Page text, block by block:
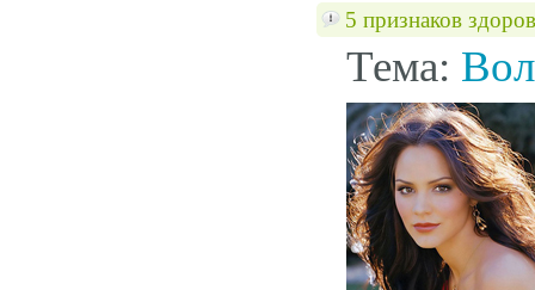
5 признаков
Тема: